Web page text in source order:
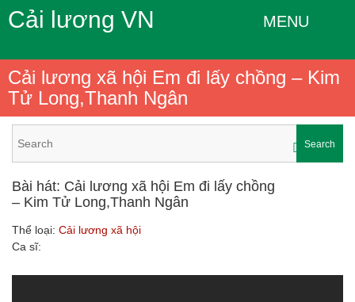
Cải lương VN MENU
Cải lương xã hội Em đi lấy chồng – Kim
Tử Long,Thanh Ngân
Search
Bài hát: Cải lương xã hội Em đi lấy chồng
– Kim Tử Long,Thanh Ngân
Thể loại: Cải lương xã hội
Ca sĩ: